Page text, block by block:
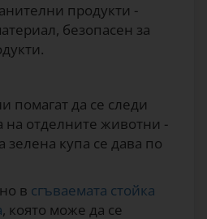
продукти -
безопасен за
помагат да се следи
на отделните животни -
купа се дава по
в сгъваемата стойка
, която може да се